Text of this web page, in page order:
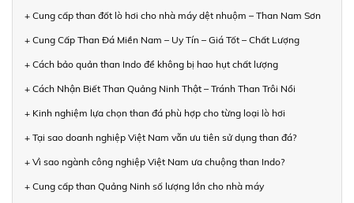
+ Cung cấp than đốt lò hơi cho nhà máy dệt nhuộm – Than Nam Sơn
+ Cung Cấp Than Đá Miền Nam – Uy Tín – Giá Tốt – Chất Lượng
+ Cách bảo quản than Indo để không bị hao hụt chất lượng
+ Cách Nhận Biết Than Quảng Ninh Thật – Tránh Than Trôi Nổi
+ Kinh nghiệm lựa chọn than đá phù hợp cho từng loại lò hơi
+ Tại sao doanh nghiệp Việt Nam vẫn ưu tiên sử dụng than đá?
+ Vì sao ngành công nghiệp Việt Nam ưa chuộng than Indo?
+ Cung cấp than Quảng Ninh số lượng lớn cho nhà máy